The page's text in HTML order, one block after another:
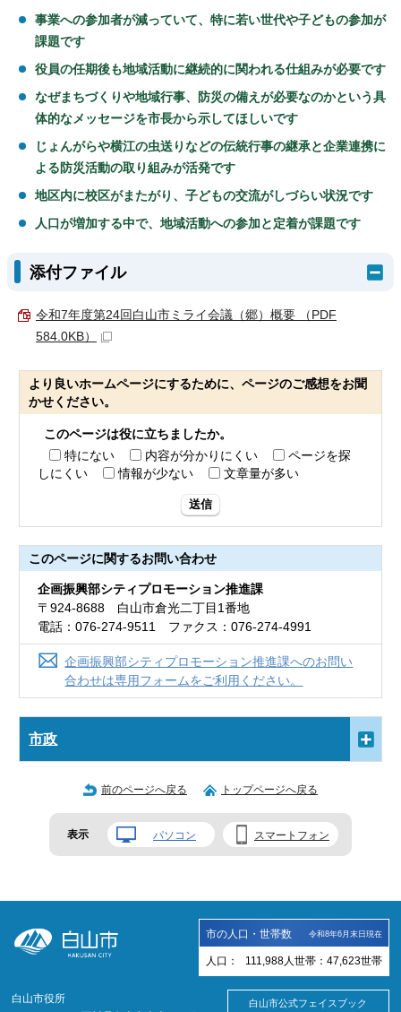
事業への参加者が減っていて、特に若い世代や子どもの参加が
課題です
役員の任期後も地域活動に継続的に関われる仕組みが必要です
なぜまちづくりや地域行事、防災の備えが必要なのかという具
体的なメッセージを市長から示してほしいです
じょんがらや横江の虫送りなどの伝統行事の継承と企業連携に
よる防災活動の取り組みが活発です
地区内に校区がまたがり、子どもの交流がしづらい状況です
人口が増加する中で、地域活動への参加と定着が課題です
添付ファイル
令和7年度第24回白山市ミライ会議（郷）概要 （PDF
584.0KB）
より良いホームページにするために、ページのご感想をお聞
かせください。
このページは役に立ちましたか。
特にない
内容が分かりにくい
ページを探
しにくい
情報が少ない 文章量が多い
送信
このページに関するお問い合わせ
企画振興部シティプロモーション推進課
〒924-8688 白山市倉光二丁目1番地
電話：076-274-9511 ファクス：076-274-4991
企画振興部シティプロモーション推進課へのお問い
合わせは専用フォームをご利用ください。
市政
前のページへ戻る トップページへ戻る
表示 パソコン スマートフォン
市の人口・世帯数 令和8年6月末日現在
人口： 111,988 人 世帯： 47,623世帯
白山市役所
白山市公式フェイスブック